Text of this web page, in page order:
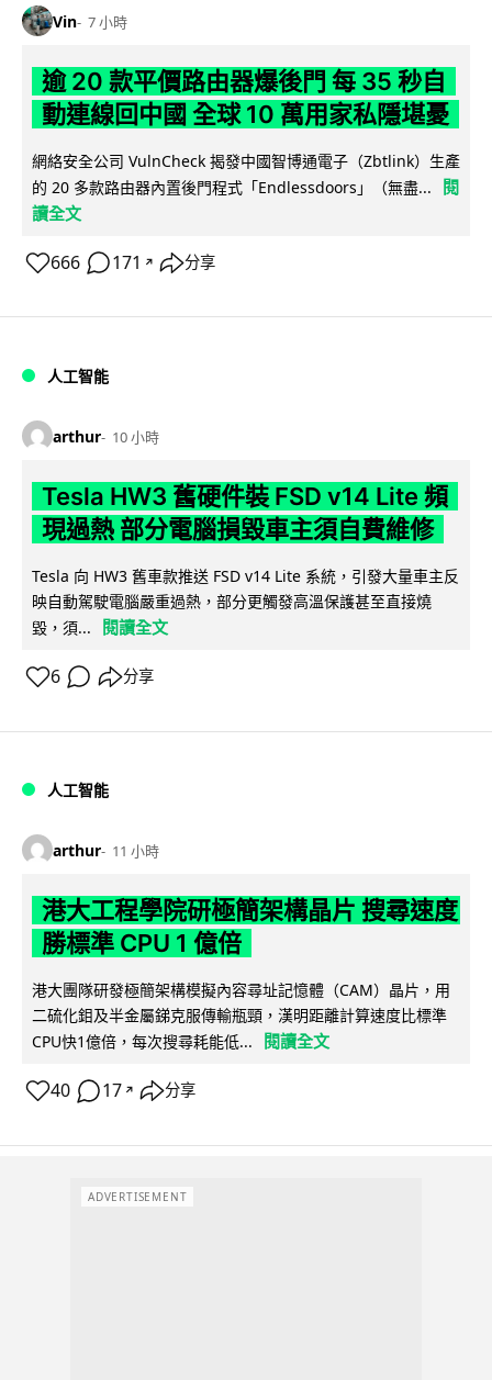
Vin 7 小時
逾 20 款平價路由器爆後門 每 35 秒自
動連線回中國 全球 10 萬用家私隱堪憂
網絡安全公司 VulnCheck 揭發中國智博通電子（Zbtlink）生產
的 20 多款路由器內置後門程式「Endlessdoors」（無盡...
閱
讀全文
666 171 ↗ 分享
人工智能
arthur 10 小時
Tesla HW3 舊硬件裝 FSD v14 Lite 頻
現過熱 部分電腦損毀車主須自費維修
Tesla 向 HW3 舊車款推送 FSD v14 Lite 系統，引發大量車主反
映自動駕駛電腦嚴重過熱，部分更觸發高溫保護甚至直接燒
毀，須...
閱讀全文
6 分享
人工智能
arthur 11 小時
港大工程學院研極簡架構晶片 搜尋速度
勝標準 CPU 1 億倍
港大團隊研發極簡架構模擬內容尋址記憶體（CAM）晶片，用
二硫化鉬及半金屬銻克服傳輸瓶頸，漢明距離計算速度比標準
CPU快1億倍，每次搜尋耗能低...
閱讀全文
40 17 ↗ 分享
ADVERTISEMENT